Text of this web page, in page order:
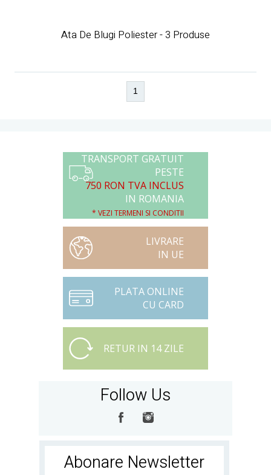
Ata De Blugi Poliester - 3 Produse
1
TRANSPORT GRATUIT
PESTE
750 RON TVA INCLUS
IN ROMANIA
* VEZI TERMENI SI CONDITII
LIVRARE
IN UE
PLATA ONLINE
CU CARD
RETUR IN 14 ZILE
Follow Us
Abonare Newsletter